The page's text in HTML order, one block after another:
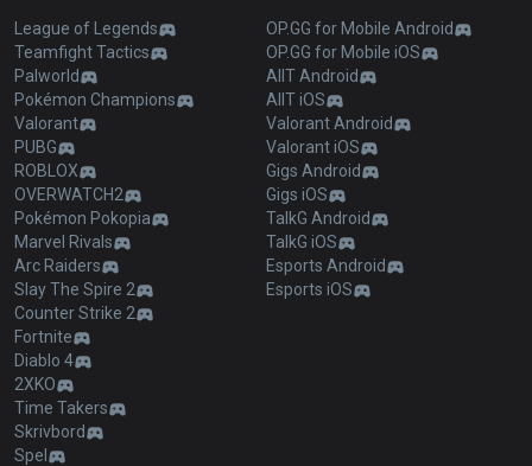
League of Legends
Teamfight Tactics
Palworld
Pokémon Champions
Valorant
PUBG
ROBLOX
OVERWATCH2
Pokémon Pokopia
Marvel Rivals
Arc Raiders
Slay The Spire 2
Counter Strike 2
Fortnite
Diablo 4
2XKO
Time Takers
Skrivbord
Spel
OP.GG for Mobile Android
OP.GG for Mobile iOS
AllT Android
AllT iOS
Valorant Android
Valorant iOS
Gigs Android
Gigs iOS
TalkG Android
TalkG iOS
Esports Android
Esports iOS